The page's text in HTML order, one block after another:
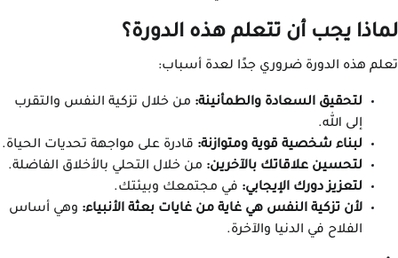
لماذا يجب أن تتعلم هذه الدورة؟
تعلم هذه الدورة ضروري جدًا لعدة أسباب:
لتحقيق السعادة والطمأنينة: من خلال تزكية النفس والتقرب
إلى الله.
لبناء شخصية قوية ومتوازنة: قادرة على مواجهة تحديات الحياة.
لتحسين علاقاتك بالآخرين: من خلال التحلي بالأخلاق الفاضلة.
لتعزيز دورك الإيجابي: في مجتمعك وبيئتك.
لأن تزكية النفس هي غاية من غايات بعثة الأنبياء: وهي أساس
الفلاح في الدنيا والآخرة.